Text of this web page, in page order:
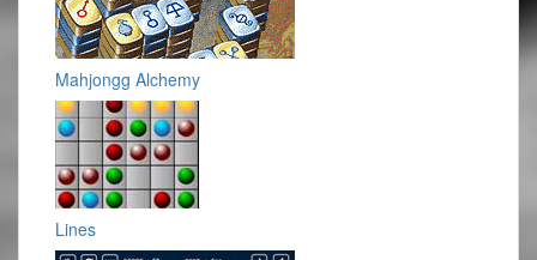
Mahjongg Alchemy
Lines